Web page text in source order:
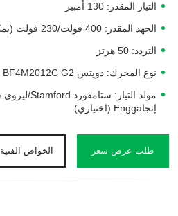
التيار المقدر: 130 أمبير
الجهد المقدر: 400 فولت/230 فولت (يمكن التخصيص حسب الطلب)
التردد: 50 هرتز
نوع المحرك: دويتس DEUTZ BF4M2012C G2
إنجاEngga (اختياري)
طلب عرض سعر الخواص الفنية